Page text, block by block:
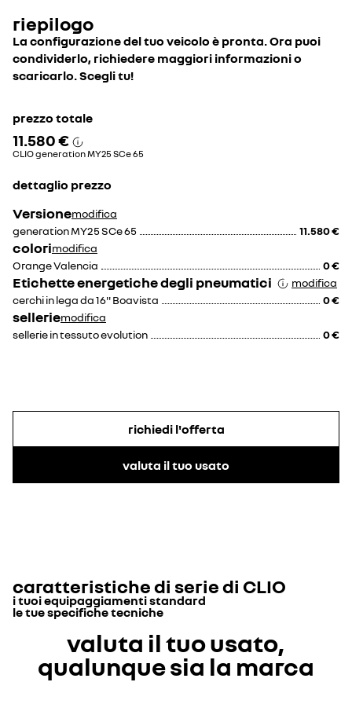
riepilogo
La configurazione del tuo veicolo è pronta. Ora puoi
condividerlo, richiedere maggiori informazioni o
scaricarlo. Scegli tu!
prezzo totale
11.580 €
CLIO generation MY25 SCe 65
dettaglio prezzo
Versionemodifica
generation MY25 SCe 65
11.580 €
colorimodifica
Orange Valencia
0 €
Etichette energetiche degli pneumatici
modifica
cerchi in lega da 16'' Boavista
0 €
selleriemodifica
sellerie in tessuto evolution
0 €
richiedi l'offerta
valuta il tuo usato
caratteristiche di serie di CLIO
i tuoi equipaggiamenti standard
privacy glass
le tue specifiche tecniche
capacità
serbatoio carburante (litri) 42
valuta il tuo usato,
qualunque sia la marca